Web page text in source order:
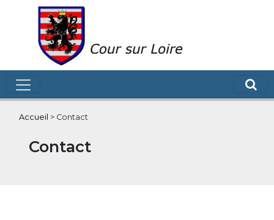
Accueil > Contact
Contact